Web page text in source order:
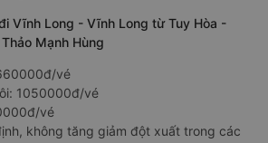
Vĩnh Long - Vĩnh Long từ Tuy Hòa -
Mạnh Hùng
vé
1050000đ/vé
vé
không tăng giảm đột xuất trong các